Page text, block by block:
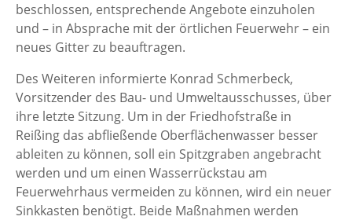
beschlossen, entsprechende Angebote einzuholen
und – in Absprache mit der örtlichen Feuerwehr – ein
neues Gitter zu beauftragen.
Des Weiteren informierte Konrad Schmerbeck,
Vorsitzender des Bau- und Umweltausschusses, über
ihre letzte Sitzung. Um in der Friedhofstraße in
Reißing das abfließende Oberflächenwasser besser
ableiten zu können, soll ein Spitzgraben angebracht
werden und um einen Wasserrückstau am
Feuerwehrhaus vermeiden zu können, wird ein neuer
Sinkkasten benötigt. Beide Maßnahmen werden